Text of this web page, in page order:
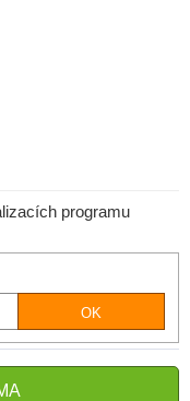
programu